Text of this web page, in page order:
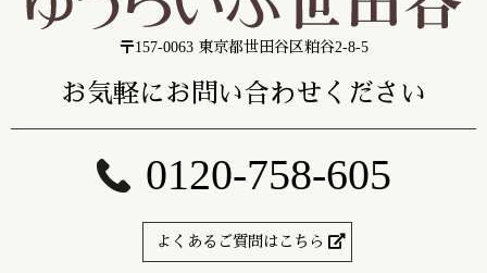
〒157-0063 東京都世田谷区粕谷2-8-5
お気軽にお問い合わせください
0120-758-605
よくあるご質問はこちら